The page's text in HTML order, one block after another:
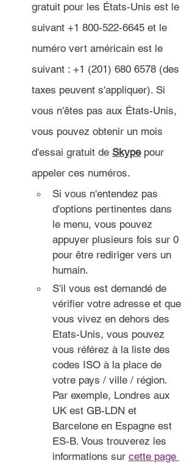
gratuit pour les États-Unis est le
suivant +1 800-522-6645 et le
numéro vert américain est le
suivant : +1 (201) 680 6578 (des
taxes peuvent s'appliquer). Si
vous n'êtes pas aux États-Unis,
vous pouvez obtenir un mois
d'essai gratuit de Skype pour
appeler ces numéros.
Si vous n'entendez pas
d'options pertinentes dans
le menu, vous pouvez
appuyer plusieurs fois sur 0
pour être rediriger vers un
humain.
S'il vous est demandé de
vérifier votre adresse et que
vous vivez en dehors des
Etats-Unis, vous pouvez
vous référez à la liste des
codes ISO à la place de
votre pays / ville / région.
Par exemple, Londres aux
UK est GB-LDN et
Barcelone en Espagne est
ES-B. Vous trouverez les
informations sur cette page